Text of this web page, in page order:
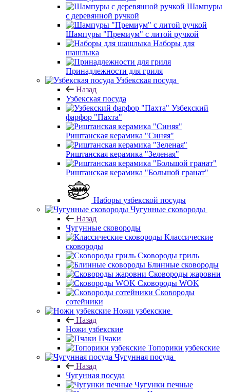
Шампуры
с деревянной ручкой
Шампуры "Премиум" с литой ручкой
Наборы для
шашлыка
Принадлежности для гриля
Узбекская посуда
Назад
Узбекская посуда
Узбекский
фарфор "Пахта"
Риштанская керамика "Синяя"
Риштанская керамика "Зеленая"
Риштанская керамика "Большой гранат"
Наборы узбекской посуды
Чугунные сковороды
Назад
Чугунные сковороды
Классические
сковороды
Сковороды гриль
Блинные сковороды
Сковороды жаровни
Сковороды WOK
Сковороды
сотейники
Ножи узбекские
Назад
Ножи узбекские
Пчаки
Топорики узбекские
Чугунная посуда
Назад
Чугунная посуда
Чугунки печные